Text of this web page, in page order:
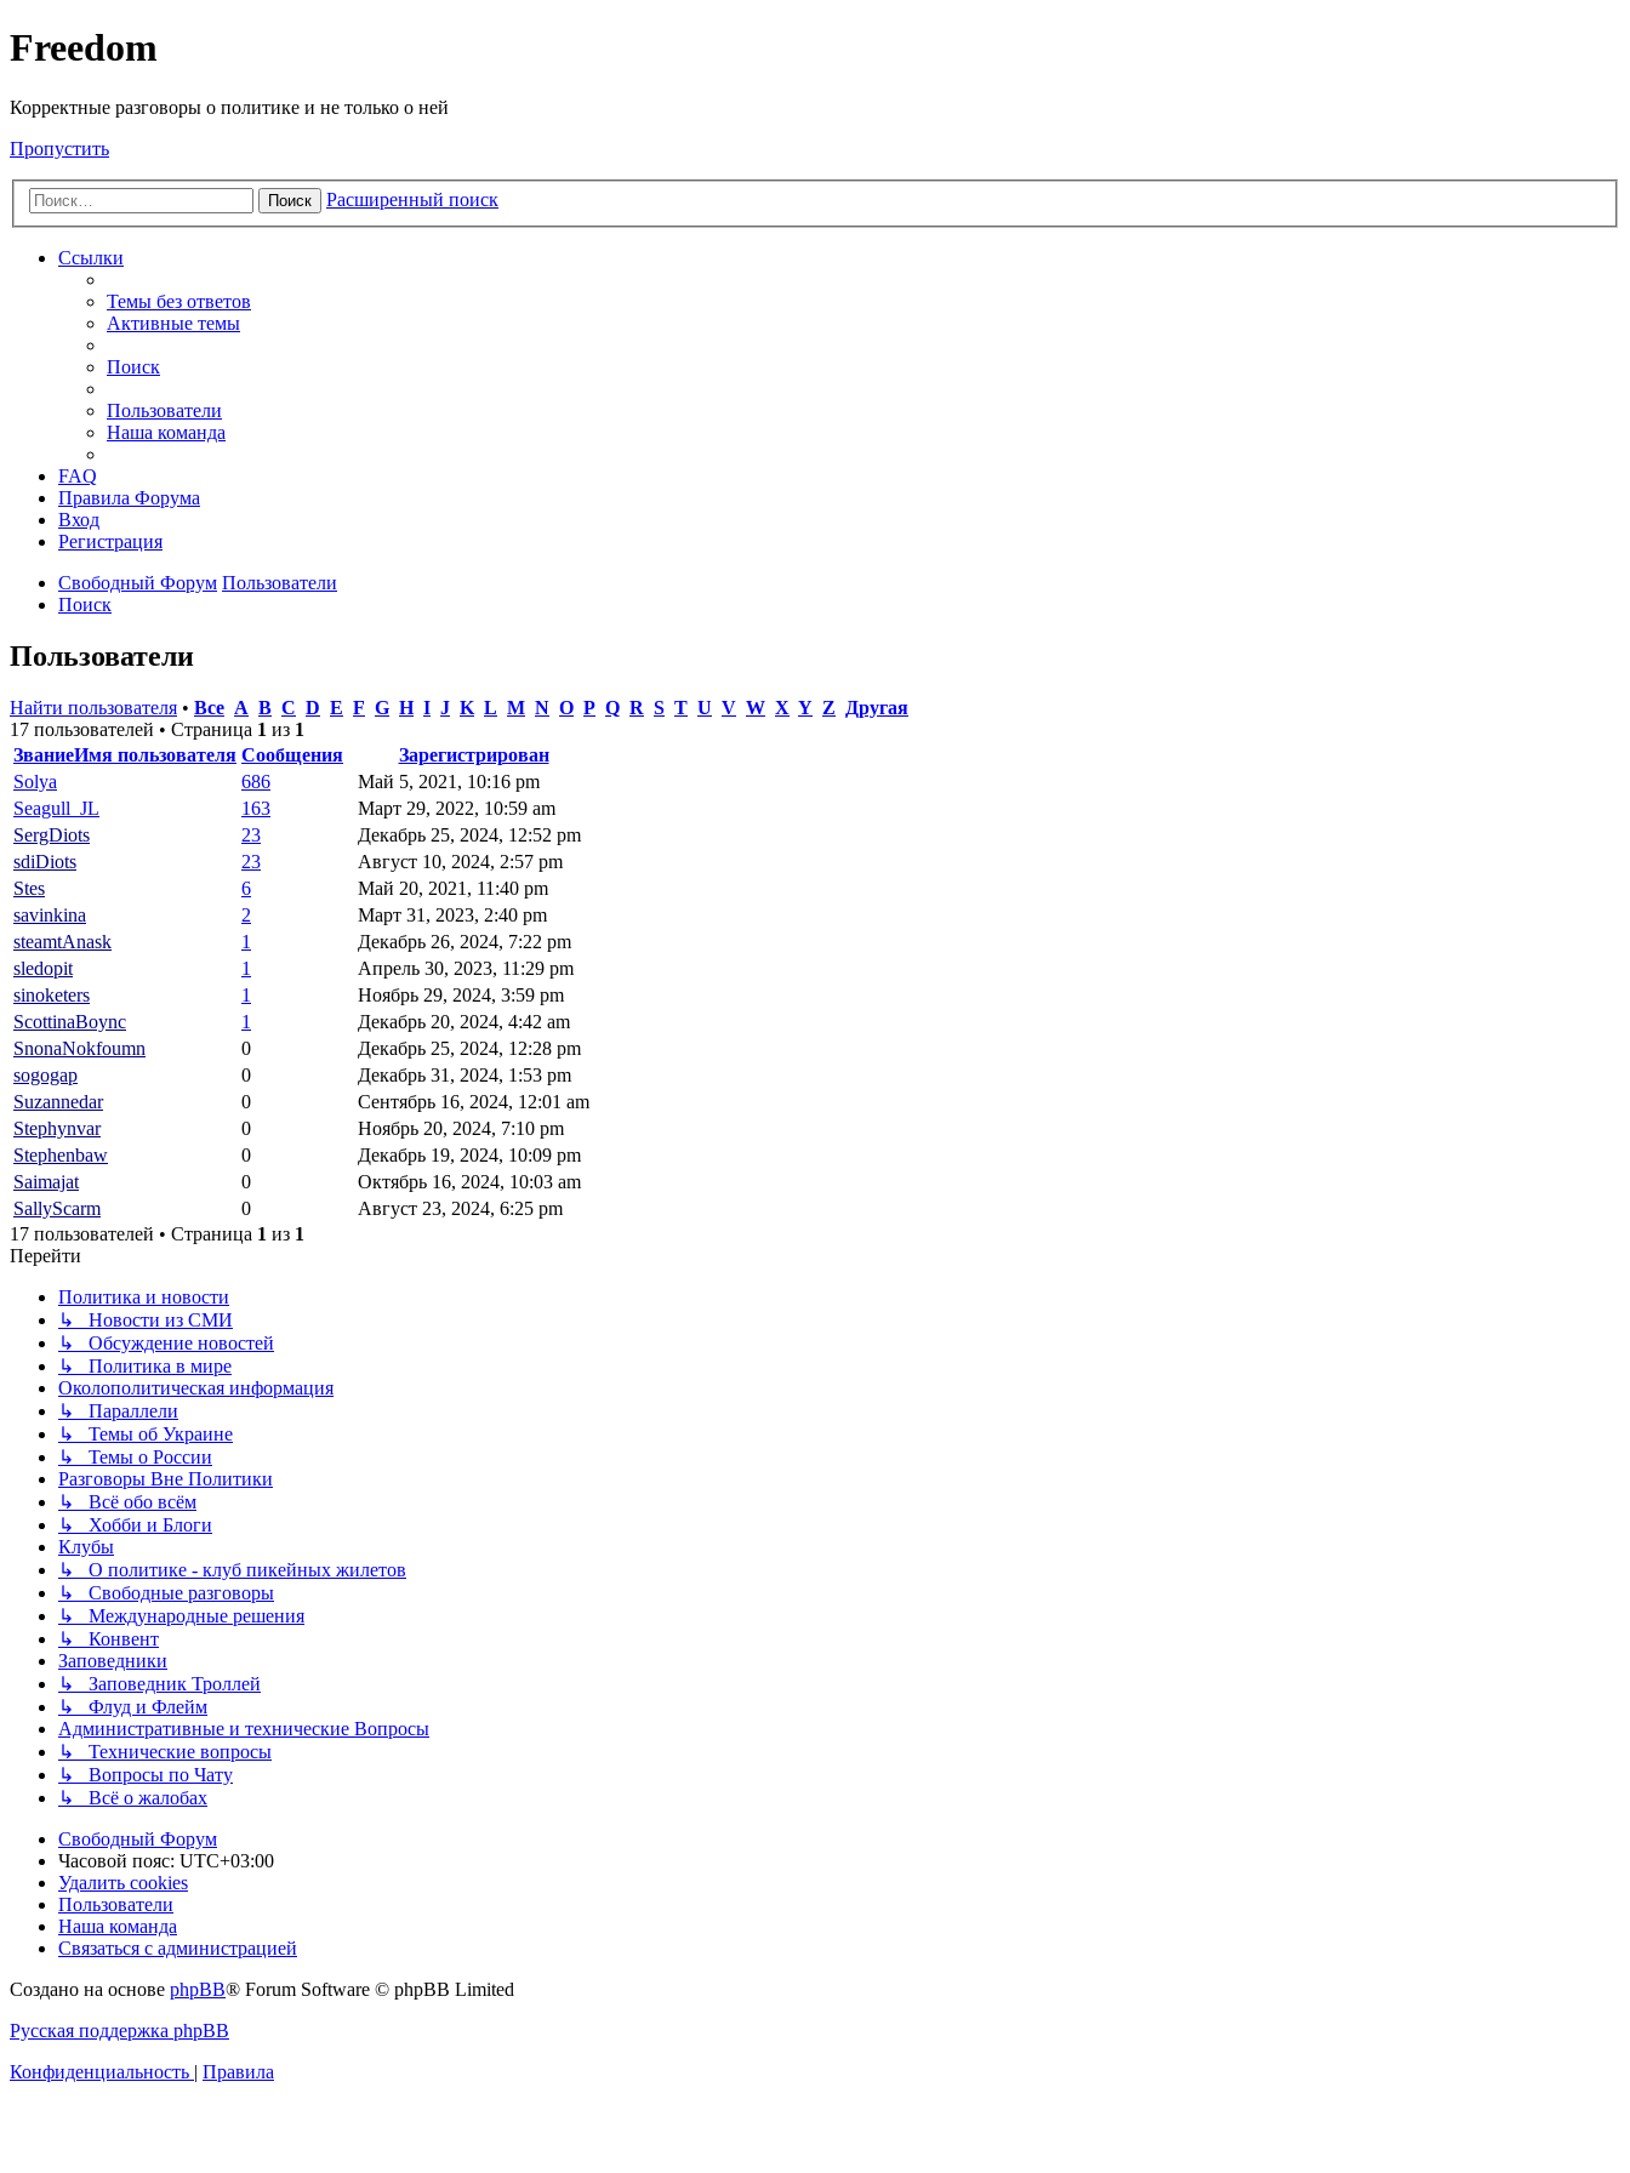
Freedom
Корректные разговоры о политике и не только о ней
Пропустить
Поиск Расширенный поиск
Ссылки
Темы без ответов
Активные темы
Поиск
Пользователи
Наша команда
FAQ
Правила Форума
Вход
Регистрация
Свободный Форум Пользователи
Поиск
Пользователи
Найти пользователя • Все A B C D E F G H I J K L M N O P Q R S T U V W X Y Z
Другая
17 пользователей • Страница 1 из 1
ЗваниеИмя пользователя Сообщения
Зарегистрирован
Solya
686
Май 5, 2021, 10:16 pm
Seagull_JL
163
Март 29, 2022, 10:59 am
SergDiots
23
Декабрь 25, 2024, 12:52 pm
sdiDiots
23
Август 10, 2024, 2:57 pm
Stes
6
Май 20, 2021, 11:40 pm
savinkina
2
Март 31, 2023, 2:40 pm
steamtAnask
1
Декабрь 26, 2024, 7:22 pm
sledopit
1
Апрель 30, 2023, 11:29 pm
sinoketers
1
Ноябрь 29, 2024, 3:59 pm
ScottinaBoync
1
Декабрь 20, 2024, 4:42 am
SnonaNokfoumn
0
Декабрь 25, 2024, 12:28 pm
sogogap
0
Декабрь 31, 2024, 1:53 pm
Suzannedar
0
Сентябрь 16, 2024, 12:01 am
Stephynvar
0
Ноябрь 20, 2024, 7:10 pm
Stephenbaw
0
Декабрь 19, 2024, 10:09 pm
Saimajat
0
Октябрь 16, 2024, 10:03 am
SallyScarm
0
Август 23, 2024, 6:25 pm
17 пользователей • Страница 1 из 1
Перейти
Политика и новости
↳ Новости из СМИ
↳ Обсуждение новостей
↳ Политика в мире
Околополитическая информация
↳ Параллели
↳ Темы об Украине
↳ Темы о России
Разговоры Вне Политики
↳ Всё обо всём
↳ Хобби и Блоги
Клубы
↳ О политике - клуб пикейных жилетов
↳ Свободные разговоры
↳ Международные решения
↳ Конвент
Заповедники
↳ Заповедник Троллей
↳ Флуд и Флейм
Административные и технические Вопросы
↳ Технические вопросы
↳ Вопросы по Чату
↳ Всё о жалобах
Свободный Форум
Часовой пояс: UTC+03:00
Удалить cookies
Пользователи
Наша команда
Связаться с администрацией
Создано на основе phpBB® Forum Software © phpBB Limited
Русская поддержка phpBB
Конфиденциальность | Правила